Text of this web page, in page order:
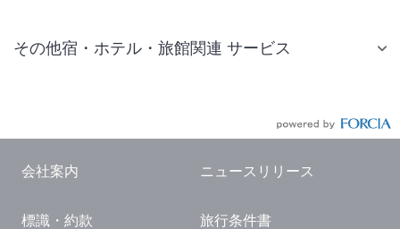
その他宿・ホテル・旅館関連 サービス
会社案内 ニュースリリース
標識・約款 旅行条件書